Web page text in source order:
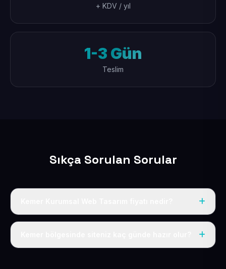
+ KDV / yıl
1-3 Gün
Teslim
Sıkça Sorulan Sorular
Tek fiyat uygulanır: yıllık 50 USD + KDV. Bu bedele alan